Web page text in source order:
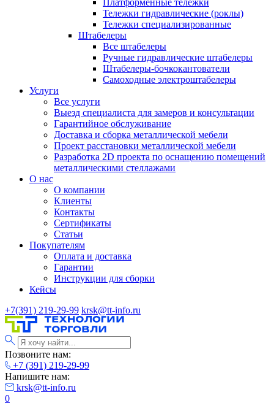
Платформенные тележки
Тележки гидравлические (роклы)
Тележки специализированные
Штабелеры
Все штабелеры
Ручные гидравлические штабелеры
Штабелеры-бочкокантователи
Самоходные электроштабелеры
Услуги
Все услуги
Выезд специалиста для замеров и консультации
Гарантийное обслуживание
Доставка и сборка металлической мебели
Проект расстановки металлической мебели
Разработка 2D проекта по оснащению помещений
металлическими стеллажами
О нас
О компании
Клиенты
Контакты
Сертификаты
Статьи
Покупателям
Оплата и доставка
Гарантии
Инструкции для сборки
Кейсы
+7(391) 219-29-99 krsk@tt-info.ru
Позвоните нам:
+7 (391) 219-29-99
Напишите нам:
krsk@tt-info.ru
0